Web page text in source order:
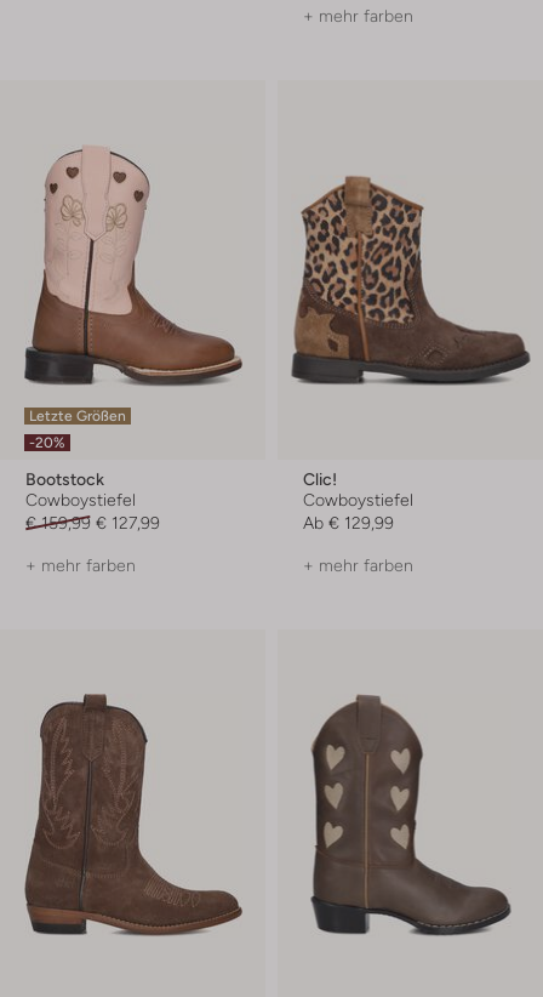
+ mehr farben
Letzte Größen
-20%
Bootstock
Cowboystiefel
€ 159,99 € 127,99
+ mehr farben
Clic!
Cowboystiefel
Ab € 129,99
+ mehr farben